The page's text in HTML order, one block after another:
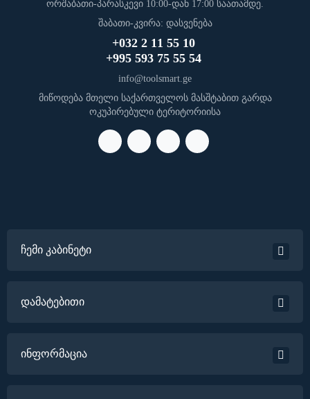
ორშაბათი-პარასკევი 10:00-დან 17:00 საათამდე.
შაბათი-კვირა: დასვენება
+032 2 11 55 10
+995 593 75 55 54
info@toolsmart.ge
მიწოდება მთელი საქართველოს მასშტაბით გარდა
ოკუპირებული ტერიტორიისა
ჩემი კაბინეტი
დამატებითი
ინფორმაცია